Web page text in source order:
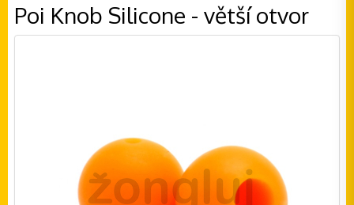
Poi Knob Silicone - větší otvor